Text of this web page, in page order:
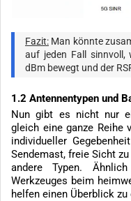
Fazit: Man könnte
auf jeden Fall sinnvoll,
dBm bewegt und der
1.2 Antennentypen und
Nun gibt es nicht nur
gleich eine ganze Reihe
individueller
Sendemast, freie Sicht
andere Typen.
Werkzeuges beim
helfen einen Überblick zu